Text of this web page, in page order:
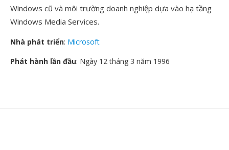
Windows cũ và môi trường doanh nghiệp dựa vào hạ tầng
Windows Media Services.
Nhà phát triển: Microsoft
Phát hành lần đầu: Ngày 12 tháng 3 năm 1996